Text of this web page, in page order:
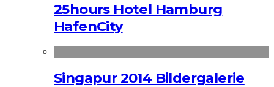
25hours Hotel Hamburg
HafenCity
Singapur 2014 Bildergalerie